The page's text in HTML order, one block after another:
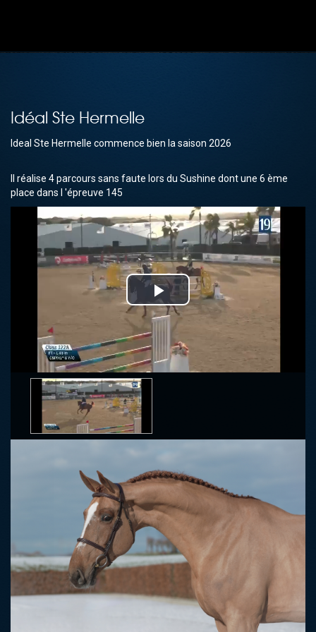
Idéal Ste Hermelle
Ideal Ste Hermelle commence bien la saison 2026
Il réalise 4 parcours sans faute lors du Sushine dont une 6 ème
place dans l 'épreuve 145
Play
Video